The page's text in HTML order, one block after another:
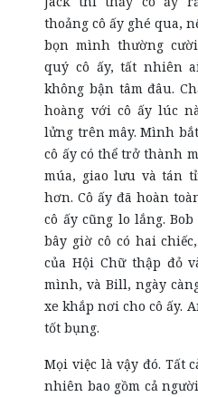
thoảng cô ấy ghé qua,
bọn mình thường
quý cô ấy, tất nhiên
không bận tâm đâu.
hoàng với cô ấy lúc
lửng trên mây. Mình
cô ấy có thể trở thành
múa, giao lưu và tán
hơn. Cô ấy đã hoàn
cô ấy cũng lo lắng.
bây giờ cô có hai
của Hội Chữ thập đỏ
mình, và Bill, ngày
xe khắp nơi cho cô ấy.
tốt bụng.
Mọi việc là vậy đó. Tất
nhiên bao gồm cả